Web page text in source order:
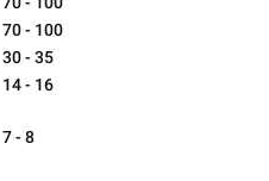
70 - 100
30 - 35
14 - 16
7 - 8